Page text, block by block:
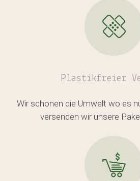
Plastikfreier
Wir schonen die Umwelt wo es
versenden wir unsere